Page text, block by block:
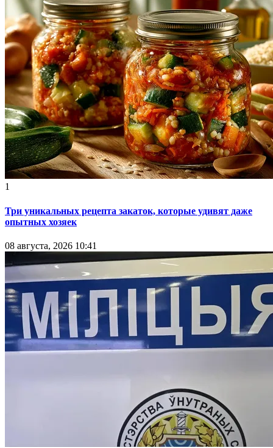
1
Три уникальных рецепта закаток, которые удивят даже
опытных хозяек
08 августа, 2026 10:41